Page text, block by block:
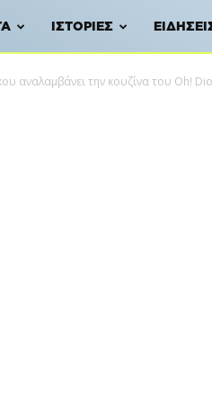
ΙΣΤΟΡΊΕΣ
αναλαμβάνει την κουζίνα του Oh!